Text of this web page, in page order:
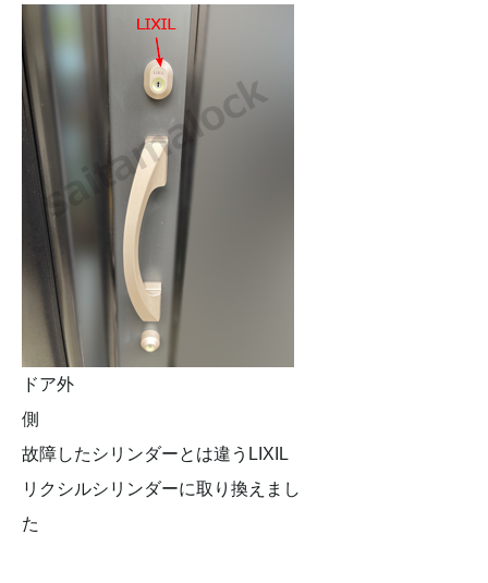
ドア外
側
故障したシリンダーとは違うLIXIL
リクシルシリンダーに取り換えまし
た